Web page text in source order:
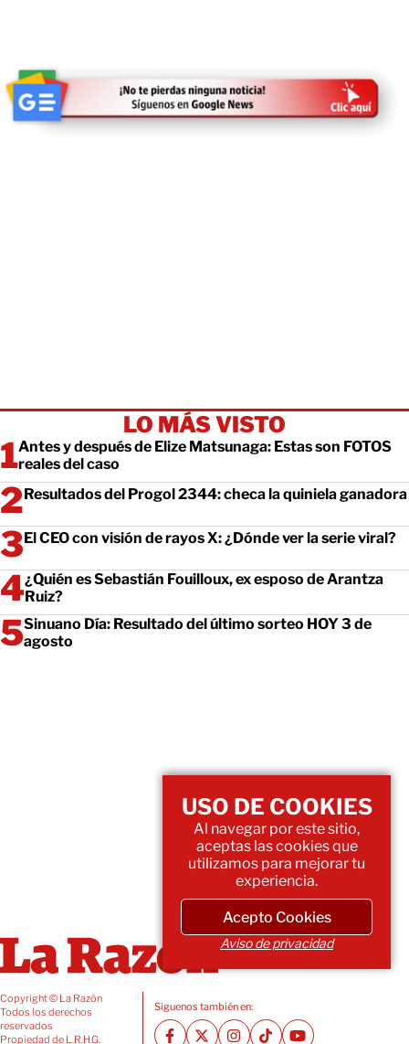
LO MÁS VISTO
Antes y después de Elize Matsunaga: Estas son FOTOS
reales del caso
Resultados del Progol 2344: checa la quiniela ganadora
El CEO con visión de rayos X: ¿Dónde ver la serie viral?
¿Quién es Sebastián Fouilloux, ex esposo de Arantza
Ruiz?
Sinuano Día: Resultado del último sorteo HOY 3 de
agosto
Copyright © La Razón
Todos los derechos
reservados
Propiedad de L.R.H.G.
Siguenos también en:
USO DE COOKIES
Al navegar por este sitio,
aceptas las cookies que
utilizamos para mejorar tu
experiencia.
Acepto Cookies
Aviso de privacidad